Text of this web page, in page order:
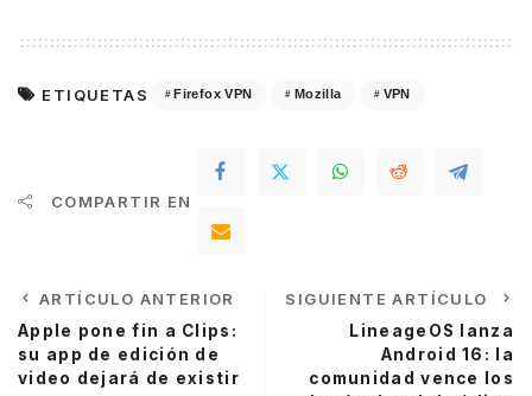
ETIQUETAS Firefox VPN Mozilla VPN
COMPARTIR EN
ARTÍCULO ANTERIOR
Apple pone fin a Clips:
su app de edición de
video dejará de existir
SIGUIENTE ARTÍCULO
LineageOS lanza
Android 16: la
comunidad vence los